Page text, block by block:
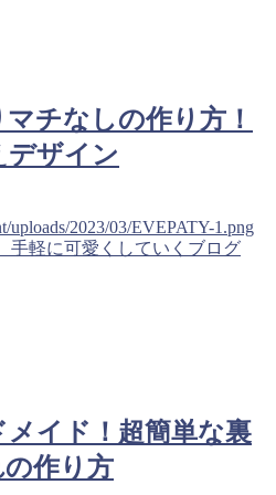
チなしの作り方！
デザイン
uploads/2023/03/EVEPATY-1.png
手軽に可愛くしていくブログ
イド！超簡単な裏
作り方